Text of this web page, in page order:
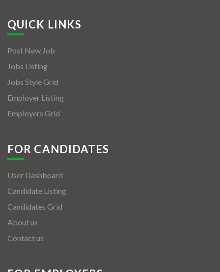
QUICK LINKS
Post New Job
Jobs Listing
Jobs Style Grid
Employer Listing
Employers Grid
FOR CANDIDATES
User Dashboard
Candidate Listing
Candidates Grid
About us
Contact us